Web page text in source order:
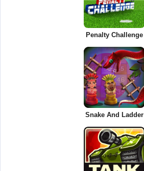
Penalty Challenge
Snake And Ladder